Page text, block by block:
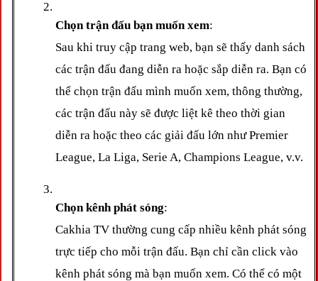
Chọn trận đấu bạn muốn xem:
Sau khi truy cập trang web, bạn sẽ thấy danh sách
các trận đấu đang diễn ra hoặc sắp diễn ra. Bạn có
thể chọn trận đấu mình muốn xem, thông thường,
các trận đấu này sẽ được liệt kê theo thời gian
diễn ra hoặc theo các giải đấu lớn như Premier
League, La Liga, Serie A, Champions League, v.v.
Chọn kênh phát sóng:
Cakhia TV thường cung cấp nhiều kênh phát sóng
trực tiếp cho mỗi trận đấu. Bạn chỉ cần click vào
kênh phát sóng mà bạn muốn xem. Có thể có một